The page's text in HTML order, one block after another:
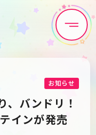
Discography
Anime
お知らせ
、バンドリ！
インが発売